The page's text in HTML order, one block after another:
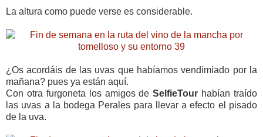
La altura como puede verse es considerable.
¿Os acordáis de las uvas que habíamos vendimiado por la
mañana? pues ya están aquí.
Con otra furgoneta los amigos deSelfieTour habían traído
las uvas a la bodega Perales para llevar a efecto el pisado
de la uva.